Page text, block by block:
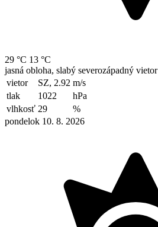
29 °C 13 °C
jasná obloha, slabý severozápadný vietor
vietor
SZ, 2.92 m/s
tlak
1022
hPa
vlhkosť 29
%
pondelok 10. 8. 2026